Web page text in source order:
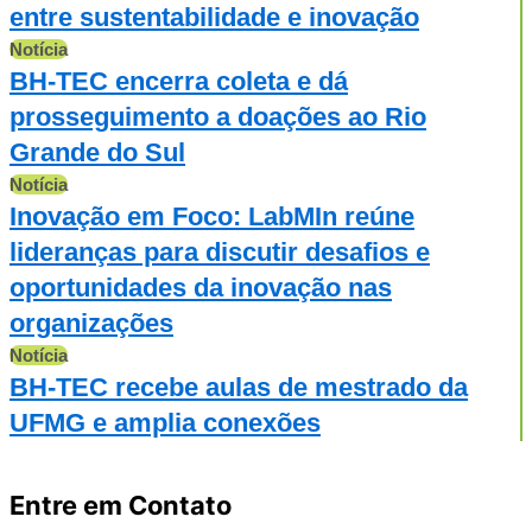
entre sustentabilidade e inovação
Notícia
BH-TEC encerra coleta e dá
prosseguimento a doações ao Rio
Grande do Sul
Notícia
Inovação em Foco: LabMIn reúne
lideranças para discutir desafios e
oportunidades da inovação nas
organizações
Notícia
BH-TEC recebe aulas de mestrado da
UFMG e amplia conexões
Entre em Contato